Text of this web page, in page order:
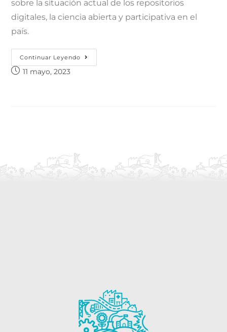
sobre la situación actual de los repositorios
digitales, la ciencia abierta y participativa en el
país.
Continuar Leyendo
11 mayo, 2023